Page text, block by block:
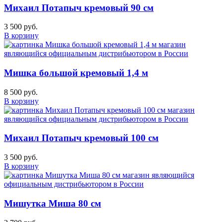
Михаил Потапыч кремовый 90 см
3 500 руб.
В корзину
Мишка большой кремовый 1,4 м
8 500 руб.
В корзину
Михаил Потапыч кремовый 100 см
3 500 руб.
В корзину
Мишутка Миша 80 см